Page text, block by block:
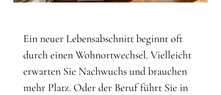
Ein neuer Lebensabschnitt beginnt oft
durch einen Wohnortwechsel. Vielleicht
erwarten Sie Nachwuchs und brauchen
mehr Platz. Oder der Beruf führt Sie in